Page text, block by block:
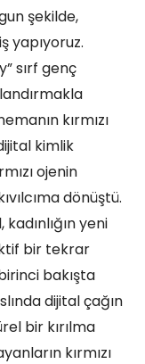
şekilde,
yapıyoruz.
sırf genç
kırmızı
kimlik
ojenin
dönüştü.
yeni
bir tekrar
bakışta
dijital çağın
bir kırılma
kırmızı